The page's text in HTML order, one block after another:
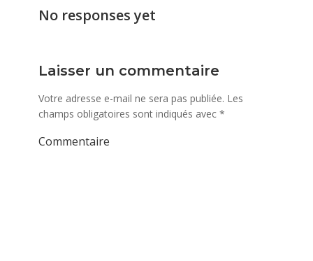
No responses yet
Laisser un commentaire
Votre adresse e-mail ne sera pas publiée. Les
champs obligatoires sont indiqués avec *
Commentaire